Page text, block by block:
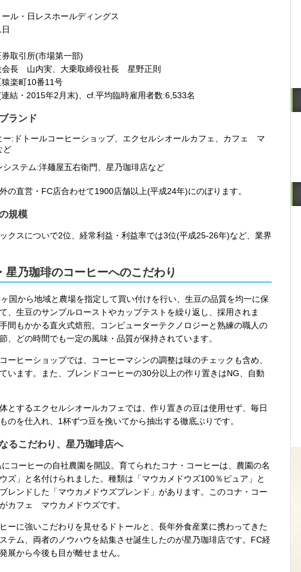
ル・日レスホールディングス
券取引所(市場第一部)
会長 山内実、大乗取締役社長 星野正則
楽町10番11号
結・2015年2月末)、cf.平均臨時雇用者数:6,533名
ランド
ー:ドトールコーヒーショップ、エクセルシオールカフェ、カフェ マ
ど
システム:洋麺屋五右衛門、星乃珈琲店など
の直営・FC店合わせて1900店舗以上(平成24年)にのぼります。
規模
クスについで2位、経常利益・利益率では3位(平成25-26年)など、業界
星乃珈琲のコーヒーへのこだわり
国から地域と農場を指定して買い付けを行い、生豆の品質を均一に保
、生豆のサンプルローストやカップテストを繰り返し、採用されま
間もかかる直火式焙煎。コンピューターテクノロジーと熟練の職人の
、どの時間でも一定の風味・品質が保持されています。
ーヒーショップでは、コーヒーマシンの調整は味のチェックも含め、
います。また、ブレンドコーヒーの30分以上の作り置きはNG、自動
とするエクセルシオールカフェでは、作り置きの豆は使用せず、毎日
のを仕入れ、1杯ずつ豆を挽いてから抽出する徹底ぶりです。
るこだわり、星乃珈琲店へ
コーヒーの自社農園を開設。育てられたコナ・コーヒーは、農園の名
ズ」と名付けられました。種類は「マウカメドウズ100％ピュア」と
レンドした「マウカメドウズプレンド」があります。このコナ・コー
カフェ マウカメドウズです。
ーに強いこだわりを見せるドトールと、長年外食産業に携わってきた
テム、両者のノウハウを結集させ誕生したのが星乃珈琲店です。FC経
展から今後も目が離せません。